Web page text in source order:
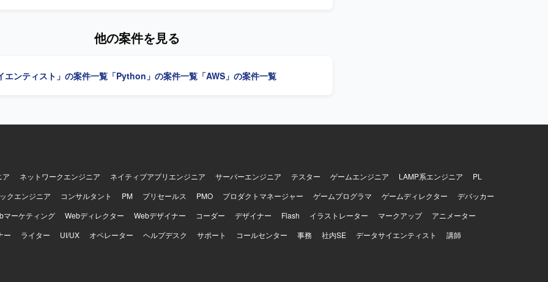
先進的なテーマに取り組んでいただけます。複数の大企業との契約実績がある環
クトの成長とともに自身の技術的・ビジネス的なスキルを高めることができま
ではTypescriptおよびReact Routerを採用しております。インフラストラクチャは
発支援ツールも積極的に利用できる環境です。
していただきます。関係者と連携しながらデータ統合およびデータ活用基盤の構
析基盤において、従来型データ
ォーム環境です。
他の案件を見る
エンティスト」の案件一覧 「Python」の案件一覧 「AWS」の案件一覧
ア ネットワークエンジニア ネイティブアプリエンジニア サーバーエンジニア テスター ゲームエンジニア LAMP系エンジニア
PL
クエンジニア コンサルタント PM プリセールス PMO プロダクトマネージャー ゲームプログラマ ゲームディレクター
デバッカー
マーケティング Webディレクター Webデザイナー コーダー デザイナー Flash イラストレーター マークアップ
アニメーター
ー ライター UI/UX オペレーター ヘルプデスク サポート コールセンター 事務 社内SE データサイエンティスト 講師